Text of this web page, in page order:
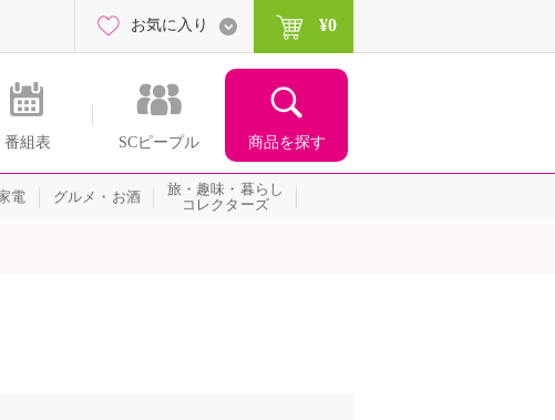
番組表 SCピープル 商品を探す
お気に入り ¥0
電 グルメ・お酒
旅・趣味・暮らし
コレクターズ